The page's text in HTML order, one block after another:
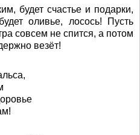
будет счастье и подарки,
оливье, лосось! Пусть
совсем не спится, а потом
везёт!